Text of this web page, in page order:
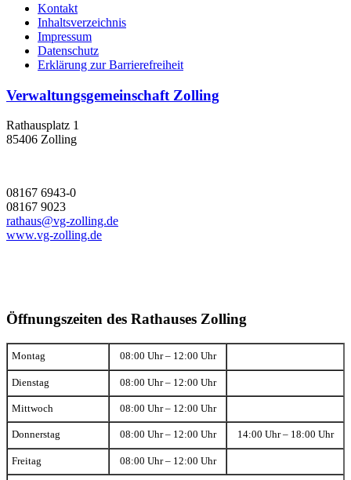
Kontakt
Inhaltsverzeichnis
Impressum
Datenschutz
Erklärung zur Barrierefreiheit
Verwaltungsgemeinschaft Zolling
Rathausplatz 1
85406 Zolling
08167 6943-0
08167 9023
rathaus@vg-zolling.de
www.vg-zolling.de
Öffnungszeiten des Rathauses Zolling
Montag 08:00 Uhr – 12:00 Uhr
Dienstag 08:00 Uhr – 12:00 Uhr
Mittwoch 08:00 Uhr – 12:00 Uhr
Donnerstag 08:00 Uhr – 12:00 Uhr 14:00 Uhr – 18:00 Uhr
Freitag 08:00 Uhr – 12:00 Uhr